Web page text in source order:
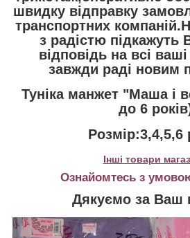
швидку відправку
транспортних
з радістю підкажуть
відповідь на всі
завжди раді новим
Туніка манжет "Маша і
до 6
Розмір:3,4,5,6
Інші товари
Ознайомтесь з
Дякуємо за Ваш